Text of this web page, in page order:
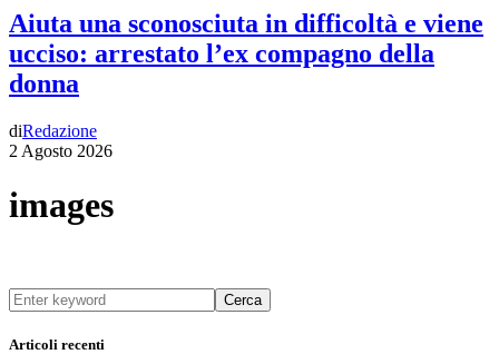
Aiuta una sconosciuta in difficoltà e viene
ucciso: arrestato l’ex compagno della
donna
diRedazione
2 Agosto 2026
images
Cerca
Articoli recenti